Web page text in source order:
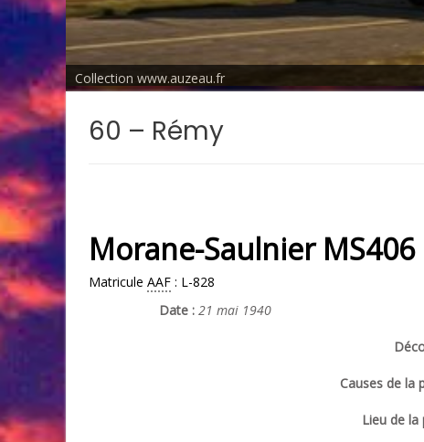
Collection www.auzeau.fr
60 – Rémy
Morane-Saulnier MS406
Matricule AAF : L-828
Date : 21 mai 1940
Causes de la
Lieu de la